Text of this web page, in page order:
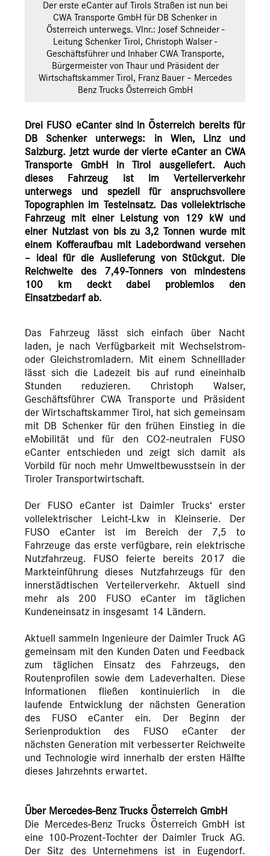
Der erste eCanter auf Tirols Straßen ist nun bei
CWA Transporte GmbH für DB Schenker in
Österreich unterwegs. Vlnr.: Josef Schneider -
Leitung Schenker Tirol, Christoph Walser -
Geschäftsführer und Inhaber CWA Transporte,
Bürgermeister von Thaur und Präsident der
Wirtschaftskammer Tirol, Franz Bauer – Mercedes
Benz Trucks Österreich GmbH
Drei FUSO eCanter sind in Österreich bereits für
DB Schenker unterwegs: in Wien, Linz und
Salzburg. Jetzt wurde der vierte eCanter an CWA
Transporte GmbH in Tirol ausgeliefert. Auch
dieses Fahrzeug ist im Verteilerverkehr
unterwegs und speziell für anspruchsvollere
Topographien im Testeinsatz. Das vollelektrische
Fahrzeug mit einer Leistung von 129 kW und
einer Nutzlast von bis zu 3,2 Tonnen wurde mit
einem Kofferaufbau mit Ladebordwand versehen
– ideal für die Auslieferung von Stückgut. Die
Reichweite des 7,49-Tonners von mindestens
100 km deckt dabei problemlos den
Einsatzbedarf ab.
Das Fahrzeug lässt sich einfach über Nacht
laden, je nach Verfügbarkeit mit Wechselstrom-
oder Gleichstromladern. Mit einem Schnelllader
lässt sich die Ladezeit bis auf rund eineinhalb
Stunden reduzieren. Christoph Walser,
Geschäftsführer CWA Transporte und Präsident
der Wirtschaftskammer Tirol, hat sich gemeinsam
mit DB Schenker für den frühen Einstieg in die
eMobilität und für den CO2-neutralen FUSO
eCanter entschieden und zeigt sich damit als
Vorbild für noch mehr Umweltbewusstsein in der
Tiroler Transportwirtschaft.
Der FUSO eCanter ist Daimler Trucks‘ erster
vollelektrischer Leicht-Lkw in Kleinserie. Der
FUSO eCanter ist im Bereich der 7,5 to
Fahrzeuge das erste verfügbare, rein elektrische
Nutzfahrzeug. FUSO feierte bereits 2017 die
Markteinführung dieses Nutzfahrzeugs für den
innerstädtischen Verteilerverkehr. Aktuell sind
mehr als 200 FUSO eCanter im täglichen
Kundeneinsatz in insgesamt 14 Ländern.
Aktuell sammeln Ingenieure der Daimler Truck AG
gemeinsam mit den Kunden Daten und Feedback
zum täglichen Einsatz des Fahrzeugs, den
Routenprofilen sowie dem Ladeverhalten. Diese
Informationen fließen kontinuierlich in die
laufende Entwicklung der nächsten Generation
des FUSO eCanter ein. Der Beginn der
Serienproduktion des FUSO eCanter der
nächsten Generation mit verbesserter Reichweite
und Technologie wird innerhalb der ersten Hälfte
dieses Jahrzehnts erwartet.
Über Mercedes-Benz Trucks Österreich GmbH
Die Mercedes-Benz Trucks Österreich GmbH ist
eine 100-Prozent-Tochter der Daimler Truck AG.
Der Sitz des Unternehmens ist in Eugendorf.